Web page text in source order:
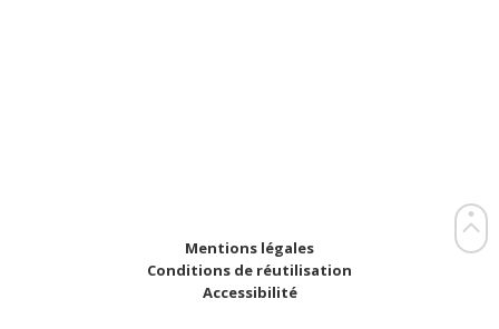
Mentions légales
Conditions de réutilisation
Accessibilité